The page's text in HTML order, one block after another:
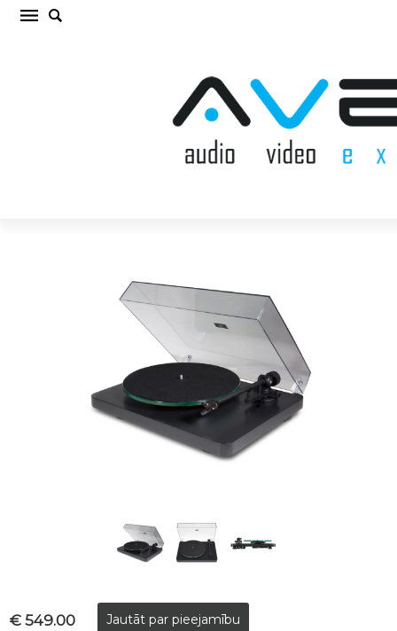
NAD C 558 BLACK VINILA PLAŠU
€ 549.00